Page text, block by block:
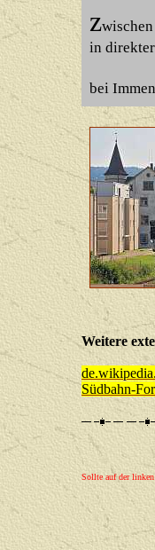
z
in
bei
Weitere
Südbahn-
Sollte auf der